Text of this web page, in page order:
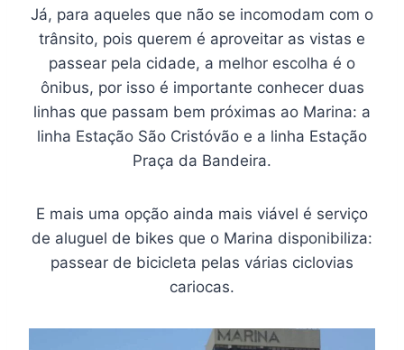
Já, para aqueles que não se incomodam com o
trânsito, pois querem é aproveitar as vistas e
passear pela cidade, a melhor escolha é o
ônibus, por isso é importante conhecer duas
linhas que passam bem próximas ao Marina: a
linha Estação São Cristóvão e a linha Estação
Praça da Bandeira.
E mais uma opção ainda mais viável é serviço
de aluguel de bikes que o Marina disponibiliza:
passear de bicicleta pelas várias ciclovias
cariocas.